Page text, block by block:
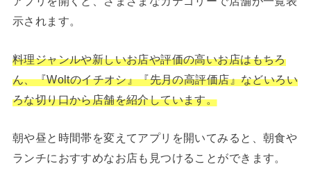
示されます。
料理ジャンルや新しいお店や評価の高いお店はもちろ
ん、『Woltのイチオシ』『先月の高評価店』などいろい
ろな切り口から店舗を紹介しています。
朝や昼と時間帯を変えてアプリを開いてみると、朝食や
ランチにおすすめなお店も見つけることができます。